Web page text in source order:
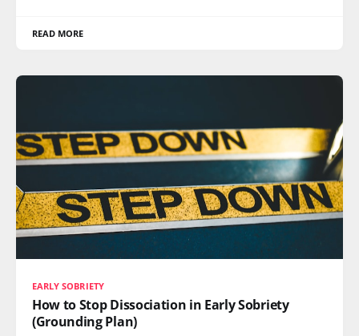
READ MORE
EARLY SOBRIETY
How to Stop Dissociation in Early Sobriety
(Grounding Plan)